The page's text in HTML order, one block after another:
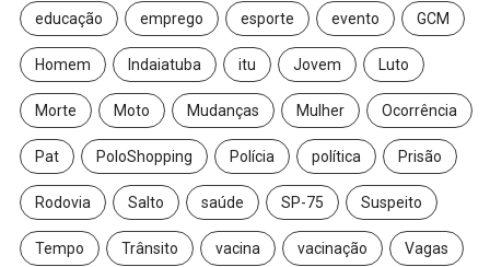
educação emprego esporte evento GCM
Homem Indaiatuba itu Jovem Luto
Morte Moto Mudanças Mulher Ocorrência
Pat PoloShopping Polícia política Prisão
Rodovia Salto saúde SP-75 Suspeito
Tempo Trânsito vacina vacinação Vagas